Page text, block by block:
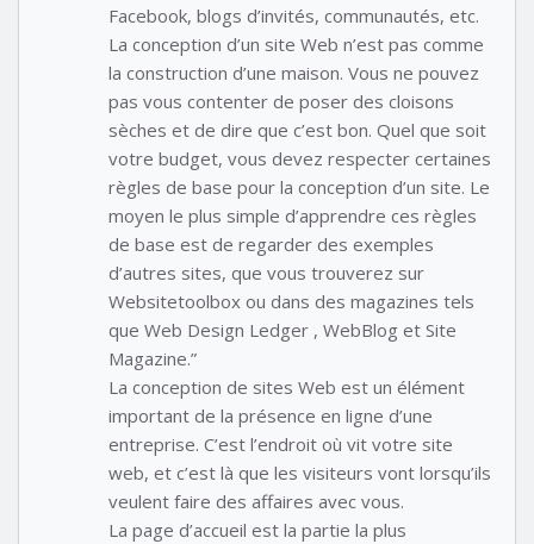
Facebook, blogs d’invités, communautés, etc.
La conception d’un site Web n’est pas comme
la construction d’une maison. Vous ne pouvez
pas vous contenter de poser des cloisons
sèches et de dire que c’est bon. Quel que soit
votre budget, vous devez respecter certaines
règles de base pour la conception d’un site. Le
moyen le plus simple d’apprendre ces règles
de base est de regarder des exemples
d’autres sites, que vous trouverez sur
Websitetoolbox ou dans des magazines tels
que Web Design Ledger , WebBlog et Site
Magazine.”
La conception de sites Web est un élément
important de la présence en ligne d’une
entreprise. C’est l’endroit où vit votre site
web, et c’est là que les visiteurs vont lorsqu’ils
veulent faire des affaires avec vous.
La page d’accueil est la partie la plus